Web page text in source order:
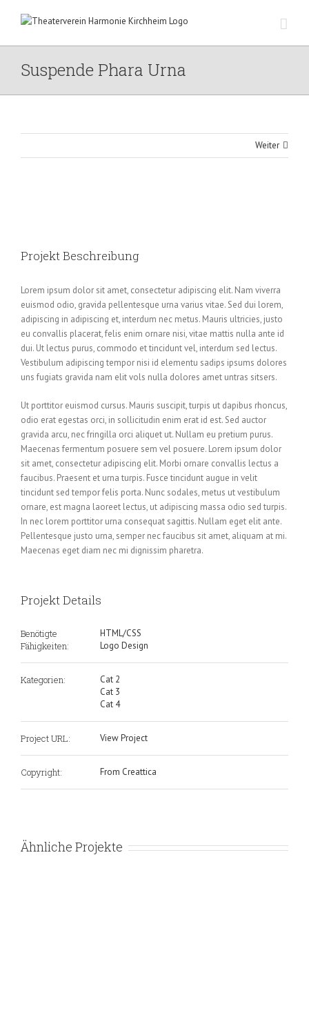
Suspende Phara Urna
Weiter
Projekt Beschreibung
Lorem ipsum dolor sit amet, consectetur adipiscing elit. Nam viverra
euismod odio, gravida pellentesque urna varius vitae. Sed dui lorem,
adipiscing in adipiscing et, interdum nec metus. Mauris ultricies, justo
eu convallis placerat, felis enim ornare nisi, vitae mattis nulla ante id
dui. Ut lectus purus, commodo et tincidunt vel, interdum sed lectus.
Vestibulum adipiscing tempor nisi id elementu sadips ipsums dolores
uns fugiats gravida nam elit vols nulla dolores amet untras sitsers.
Ut porttitor euismod cursus. Mauris suscipit, turpis ut dapibus rhoncus,
odio erat egestas orci, in sollicitudin enim erat id est. Sed auctor
gravida arcu, nec fringilla orci aliquet ut. Nullam eu pretium purus.
Maecenas fermentum posuere sem vel posuere. Lorem ipsum dolor
sit amet, consectetur adipiscing elit. Morbi ornare convallis lectus a
faucibus. Praesent et urna turpis. Fusce tincidunt augue in velit
tincidunt sed tempor felis porta. Nunc sodales, metus ut vestibulum
ornare, est magna laoreet lectus, ut adipiscing massa odio sed turpis.
In nec lorem porttitor urna consequat sagittis. Nullam eget elit ante.
Pellentesque justo urna, semper nec faucibus sit amet, aliquam at mi.
Maecenas eget diam nec mi dignissim pharetra.
Projekt Details
Benötigte
Fähigkeiten:
HTML/CSS
Logo Design
Kategorien:
Cat 2
Cat 3
Cat 4
Project URL: View Project
Copyright: From Creattica
Ähnliche Projekte